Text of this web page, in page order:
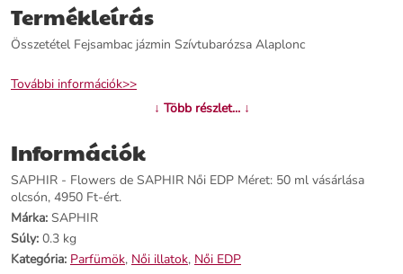
Termékleírás
Összetétel Fejsambac jázmin Szívtubarózsa Alaplonc
További információk>>
↓ Több részlet... ↓
Információk
SAPHIR - Flowers de SAPHIR Női EDP Méret: 50 ml vásárlása
olcsón, 4950 Ft-ért.
Márka: SAPHIR
Súly: 0.3 kg
Kategória: Parfümök, Női illatok, Női EDP